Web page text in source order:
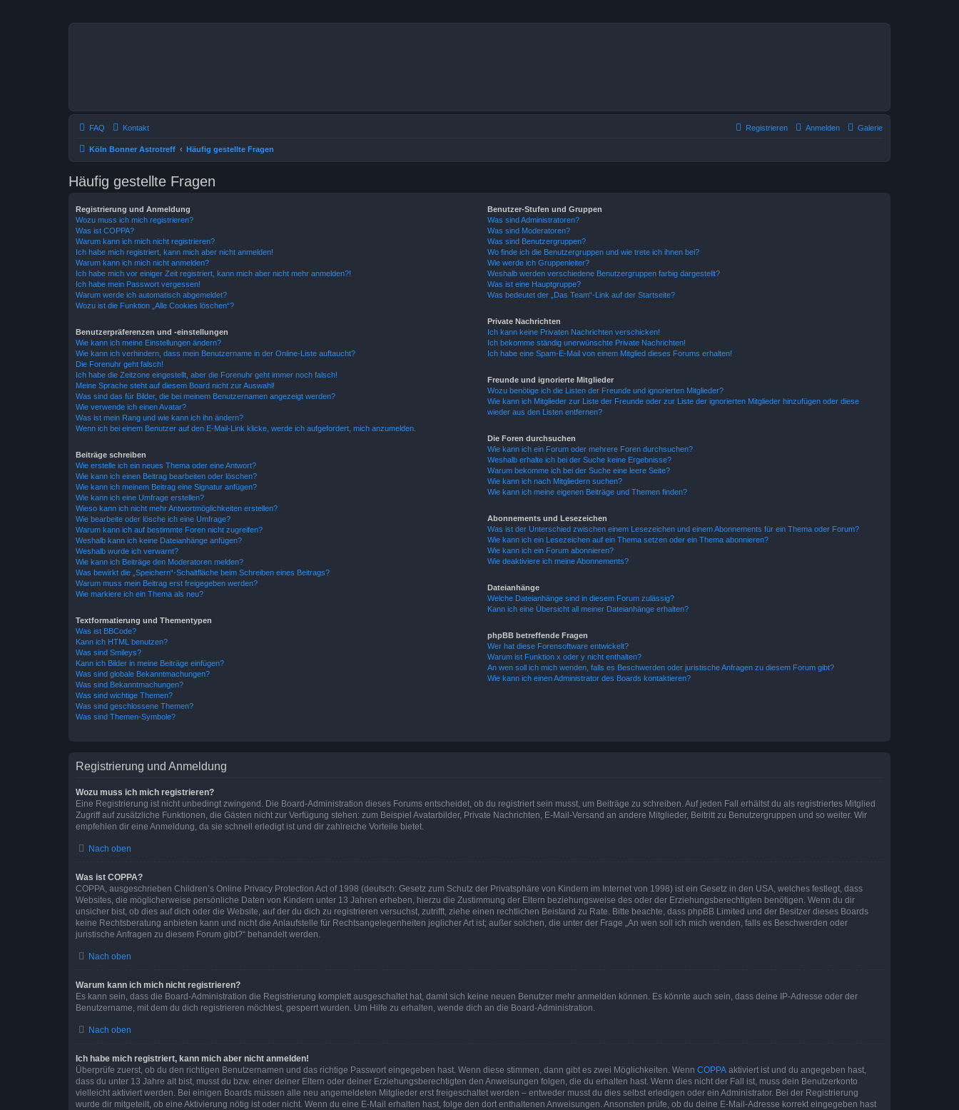
Galerie
FAQ Kontakt Anmelden
Registrieren
Köln Bonner Astrotreff Häufig gestellte Fragen
Häufig gestellte Fragen
Registrierung und Anmeldung
Wozu muss ich mich registrieren?
Was ist COPPA?
Warum kann ich mich nicht registrieren?
Ich habe mich registriert, kann mich aber nicht anmelden!
Warum kann ich mich nicht anmelden?
Ich habe mich vor einiger Zeit registriert, kann mich aber nicht mehr anmelden?!
Ich habe mein Passwort vergessen!
Warum werde ich automatisch abgemeldet?
Wozu ist die Funktion „Alle Cookies löschen“?
Benutzerpräferenzen und -einstellungen
Wie kann ich meine Einstellungen ändern?
Wie kann ich verhindern, dass mein Benutzername in der Online-Liste auftaucht?
Die Forenuhr geht falsch!
Ich habe die Zeitzone eingestellt, aber die Forenuhr geht immer noch falsch!
Meine Sprache steht auf diesem Board nicht zur Auswahl!
Was sind das für Bilder, die bei meinem Benutzernamen angezeigt werden?
Wie verwende ich einen Avatar?
Was ist mein Rang und wie kann ich ihn ändern?
Wenn ich bei einem Benutzer auf den E-Mail-Link klicke, werde ich aufgefordert, mich anzumelden.
Beiträge schreiben
Wie erstelle ich ein neues Thema oder eine Antwort?
Wie kann ich einen Beitrag bearbeiten oder löschen?
Wie kann ich meinem Beitrag eine Signatur anfügen?
Wie kann ich eine Umfrage erstellen?
Wieso kann ich nicht mehr Antwortmöglichkeiten erstellen?
Wie bearbeite oder lösche ich eine Umfrage?
Warum kann ich auf bestimmte Foren nicht zugreifen?
Weshalb kann ich keine Dateianhänge anfügen?
Weshalb wurde ich verwarnt?
Wie kann ich Beiträge den Moderatoren melden?
Was bewirkt die „Speichern“-Schaltfläche beim Schreiben eines Beitrags?
Warum muss mein Beitrag erst freigegeben werden?
Wie markiere ich ein Thema als neu?
Textformatierung und Thementypen
Was ist BBCode?
Kann ich HTML benutzen?
Was sind Smileys?
Kann ich Bilder in meine Beiträge einfügen?
Was sind globale Bekanntmachungen?
Was sind Bekanntmachungen?
Was sind wichtige Themen?
Was sind geschlossene Themen?
Was sind Themen-Symbole?
Benutzer-Stufen und Gruppen
Was sind Administratoren?
Was sind Moderatoren?
Was sind Benutzergruppen?
Wo finde ich die Benutzergruppen und wie trete ich ihnen bei?
Wie werde ich Gruppenleiter?
Weshalb werden verschiedene Benutzergruppen farbig dargestellt?
Was ist eine Hauptgruppe?
Was bedeutet der „Das Team“-Link auf der Startseite?
Private Nachrichten
Ich kann keine Privaten Nachrichten verschicken!
Ich bekomme ständig unerwünschte Private Nachrichten!
Ich habe eine Spam-E-Mail von einem Mitglied dieses Forums erhalten!
Freunde und ignorierte Mitglieder
Wozu benötige ich die Listen der Freunde und ignorierten Mitglieder?
Wie kann ich Mitglieder zur Liste der Freunde oder zur Liste der ignorierten Mitglieder hinzufügen oder diese
wieder aus den Listen entfernen?
Die Foren durchsuchen
Wie kann ich ein Forum oder mehrere Foren durchsuchen?
Weshalb erhalte ich bei der Suche keine Ergebnisse?
Warum bekomme ich bei der Suche eine leere Seite?
Wie kann ich nach Mitgliedern suchen?
Wie kann ich meine eigenen Beiträge und Themen finden?
Abonnements und Lesezeichen
Was ist der Unterschied zwischen einem Lesezeichen und einem Abonnements für ein Thema oder Forum?
Wie kann ich ein Lesezeichen auf ein Thema setzen oder ein Thema abonnieren?
Wie kann ich ein Forum abonnieren?
Wie deaktiviere ich meine Abonnements?
Dateianhänge
Welche Dateianhänge sind in diesem Forum zulässig?
Kann ich eine Übersicht all meiner Dateianhänge erhalten?
phpBB betreffende Fragen
Wer hat diese Forensoftware entwickelt?
Warum ist Funktion x oder y nicht enthalten?
An wen soll ich mich wenden, falls es Beschwerden oder juristische Anfragen zu diesem Forum gibt?
Wie kann ich einen Administrator des Boards kontaktieren?
Registrierung und Anmeldung
Wozu muss ich mich registrieren?
Eine Registrierung ist nicht unbedingt zwingend. Die Board-Administration dieses Forums entscheidet, ob du registriert sein musst, um Beiträge zu schreiben. Auf jeden Fall erhältst du als registriertes Mitglied
Zugriff auf zusätzliche Funktionen, die Gästen nicht zur Verfügung stehen: zum Beispiel Avatarbilder, Private Nachrichten, E-Mail-Versand an andere Mitglieder, Beitritt zu Benutzergruppen und so weiter. Wir
empfehlen dir eine Anmeldung, da sie schnell erledigt ist und dir zahlreiche Vorteile bietet.
Nach oben
Was ist COPPA?
COPPA, ausgeschrieben Children’s Online Privacy Protection Act of 1998 (deutsch: Gesetz zum Schutz der Privatsphäre von Kindern im Internet von 1998) ist ein Gesetz in den USA, welches festlegt, dass
Websites, die möglicherweise persönliche Daten von Kindern unter 13 Jahren erheben, hierzu die Zustimmung der Eltern beziehungsweise des oder der Erziehungsberechtigten benötigen. Wenn du dir
unsicher bist, ob dies auf dich oder die Website, auf der du dich zu registrieren versuchst, zutrifft, ziehe einen rechtlichen Beistand zu Rate. Bitte beachte, dass phpBB Limited und der Besitzer dieses Boards
keine Rechtsberatung anbieten kann und nicht die Anlaufstelle für Rechtsangelegenheiten jeglicher Art ist; außer solchen, die unter der Frage „An wen soll ich mich wenden, falls es Beschwerden oder
juristische Anfragen zu diesem Forum gibt?“ behandelt werden.
Nach oben
Warum kann ich mich nicht registrieren?
Es kann sein, dass die Board-Administration die Registrierung komplett ausgeschaltet hat, damit sich keine neuen Benutzer mehr anmelden können. Es könnte auch sein, dass deine IP-Adresse oder der
Benutzername, mit dem du dich registrieren möchtest, gesperrt wurden. Um Hilfe zu erhalten, wende dich an die Board-Administration.
Nach oben
Ich habe mich registriert, kann mich aber nicht anmelden!
Überprüfe zuerst, ob du den richtigen Benutzernamen und das richtige Passwort eingegeben hast. Wenn diese stimmen, dann gibt es zwei Möglichkeiten. Wenn COPPA aktiviert ist und du angegeben hast,
dass du unter 13 Jahre alt bist, musst du bzw. einer deiner Eltern oder deiner Erziehungsberechtigten den Anweisungen folgen, die du erhalten hast. Wenn dies nicht der Fall ist, muss dein Benutzerkonto
vielleicht aktiviert werden. Bei einigen Boards müssen alle neu angemeldeten Mitglieder erst freigeschaltet werden – entweder musst du dies selbst erledigen oder ein Administrator. Bei der Registrierung
wurde dir mitgeteilt, ob eine Aktivierung nötig ist oder nicht. Wenn du eine E-Mail erhalten hast, folge den dort enthaltenen Anweisungen. Ansonsten prüfe, ob du deine E-Mail-Adresse korrekt eingegeben hast